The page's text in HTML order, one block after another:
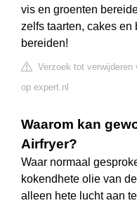
vis en groenten
zelfs taarten, cakes
bereiden!
Verzoek tot verwijderen
op expert.nl
Waarom kan
Airfryer?
Waar normaal
kokendhete olie van
alleen hete lucht aan